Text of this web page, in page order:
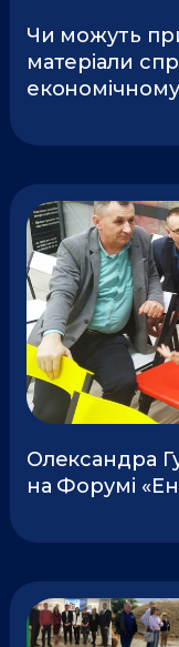
Чи можуть
матеріали
Олександра
на Форумі